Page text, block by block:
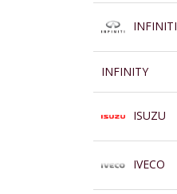
INFINITI
INFINITY
ISUZU
IVECO